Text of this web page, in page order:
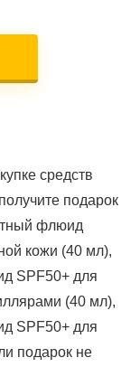
средств
подарок
флюид
кожи (40 мл),
SPF50+ для
(40 мл),
SPF50+ для
подарок не